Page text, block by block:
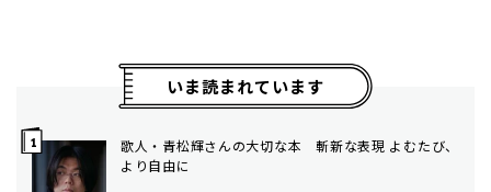
いま読まれています
歌人・青松輝さんの大切な本 斬新な表現 よむたび、
より自由に